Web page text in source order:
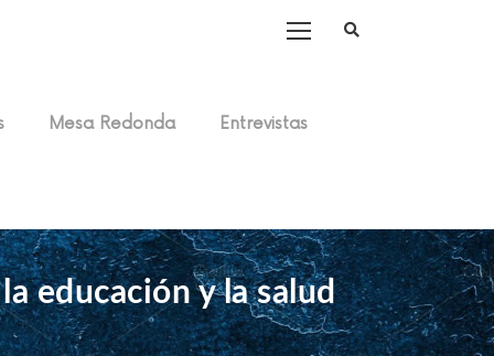
Mesa Redonda Entrevistas
educación y la salud